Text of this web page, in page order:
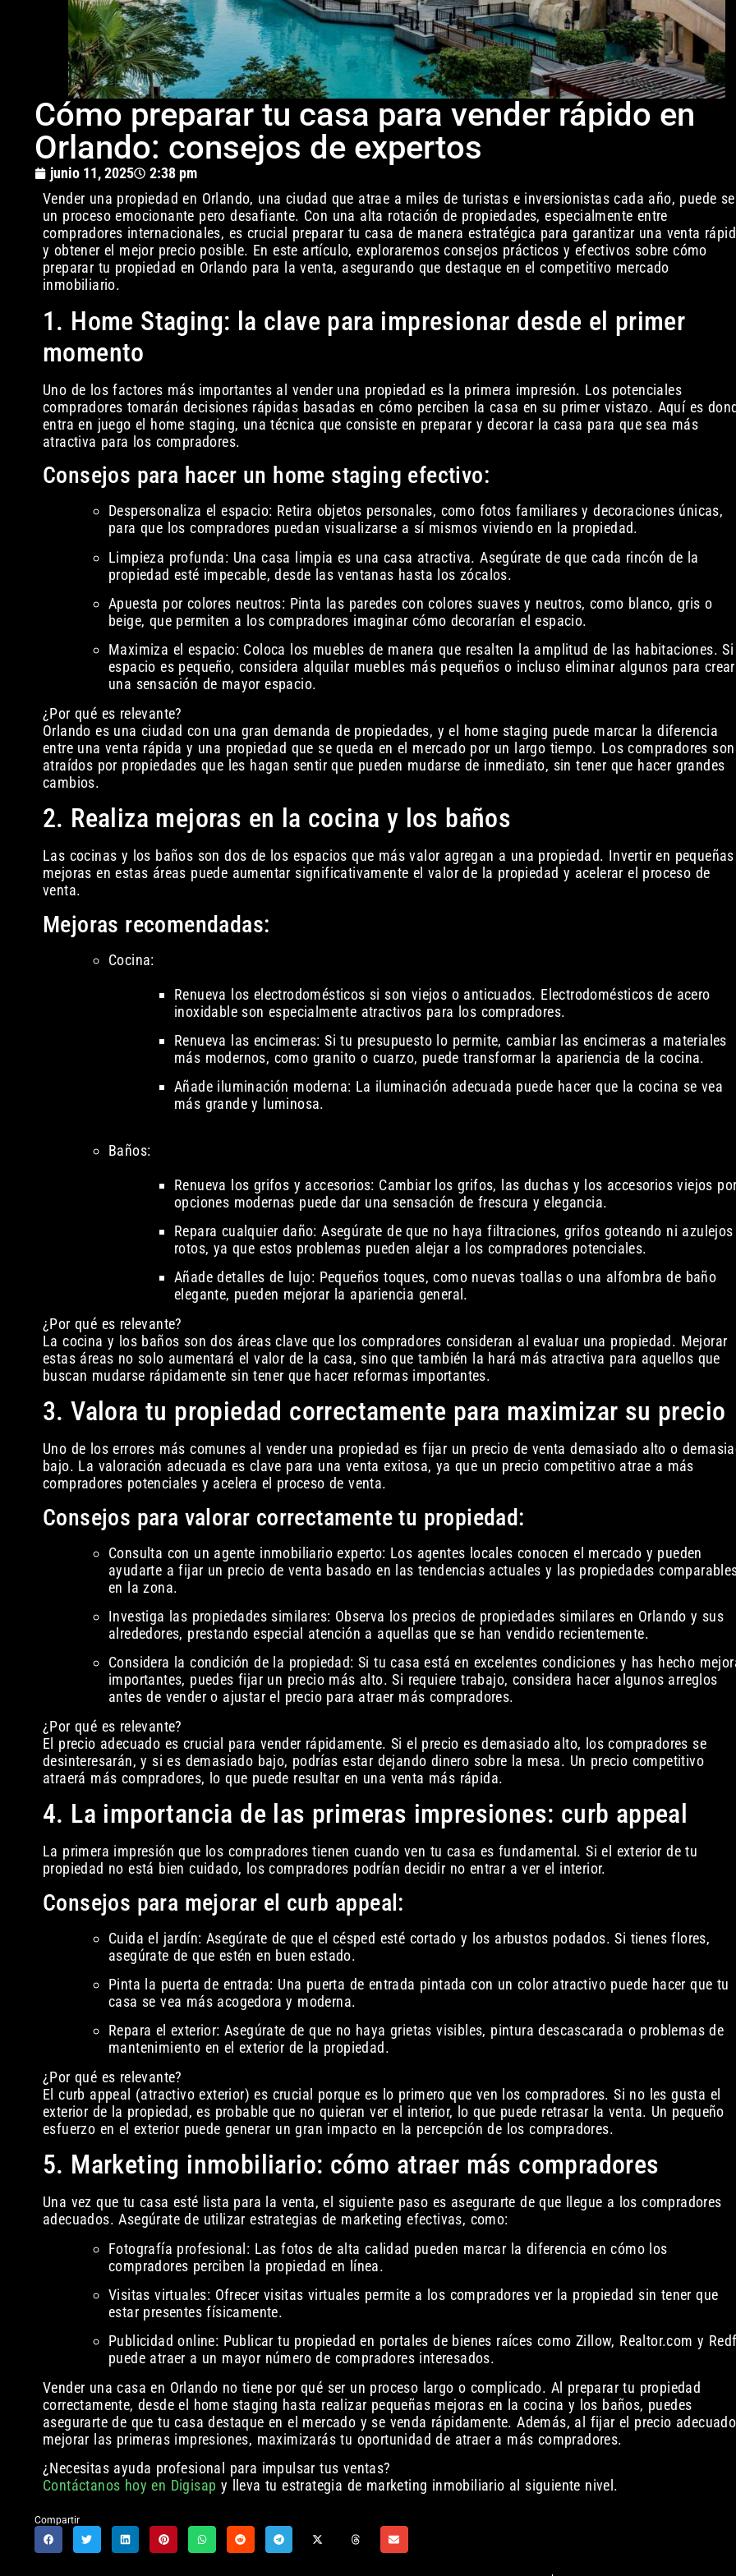
Cómo preparar tu casa para vender rápido en
Orlando: consejos de expertos
junio 11, 2025
2:38 pm
Vender una propiedad en Orlando, una ciudad que atrae a miles de turistas e inversionistas cada año, puede
un proceso emocionante pero desafiante. Con una alta rotación de propiedades, especialmente entre
compradores internacionales, es crucial preparar tu casa de manera estratégica para garantizar una venta
y obtener el mejor precio posible. En este artículo, exploraremos consejos prácticos y efectivos sobre cómo
preparar tu propiedad en Orlando para la venta, asegurando que destaque en el competitivo mercado
inmobiliario.
1. Home Staging: la clave para impresionar desde el primer
momento
Uno de los factores más importantes al vender una propiedad es la primera impresión. Los potenciales
compradores tomarán decisiones rápidas basadas en cómo perciben la casa en su primer vistazo. Aquí es
entra en juego el home staging, una técnica que consiste en preparar y decorar la casa para que sea más
atractiva para los compradores.
Consejos para hacer un home staging efectivo:
Despersonaliza el espacio: Retira objetos personales, como fotos familiares y decoraciones únicas,
para que los compradores puedan visualizarse a sí mismos viviendo en la propiedad.
Limpieza profunda: Una casa limpia es una casa atractiva. Asegúrate de que cada rincón de la
propiedad esté impecable, desde las ventanas hasta los zócalos.
Apuesta por colores neutros: Pinta las paredes con colores suaves y neutros, como blanco, gris o
beige, que permiten a los compradores imaginar cómo decorarían el espacio.
Maximiza el espacio: Coloca los muebles de manera que resalten la amplitud de las habitaciones.
espacio es pequeño, considera alquilar muebles más pequeños o incluso eliminar algunos para crear
una sensación de mayor espacio.
¿Por qué es relevante?
Orlando es una ciudad con una gran demanda de propiedades, y el home staging puede marcar la diferencia
entre una venta rápida y una propiedad que se queda en el mercado por un largo tiempo. Los compradores son
atraídos por propiedades que les hagan sentir que pueden mudarse de inmediato, sin tener que hacer grandes
cambios.
2. Realiza mejoras en la cocina y los baños
Las cocinas y los baños son dos de los espacios que más valor agregan a una propiedad. Invertir en pequeñas
mejoras en estas áreas puede aumentar significativamente el valor de la propiedad y acelerar el proceso de
venta.
Mejoras recomendadas:
Cocina:
Renueva los electrodomésticos si son viejos o anticuados. Electrodomésticos de acero
inoxidable son especialmente atractivos para los compradores.
Renueva las encimeras: Si tu presupuesto lo permite, cambiar las encimeras a materiales
más modernos, como granito o cuarzo, puede transformar la apariencia de la cocina.
Añade iluminación moderna: La iluminación adecuada puede hacer que la cocina se vea
más grande y luminosa.
Baños:
Renueva los grifos y accesorios: Cambiar los grifos, las duchas y los accesorios viejos
opciones modernas puede dar una sensación de frescura y elegancia.
Repara cualquier daño: Asegúrate de que no haya filtraciones, grifos goteando ni azulejos
rotos, ya que estos problemas pueden alejar a los compradores potenciales.
Añade detalles de lujo: Pequeños toques, como nuevas toallas o una alfombra de baño
elegante, pueden mejorar la apariencia general.
¿Por qué es relevante?
La cocina y los baños son dos áreas clave que los compradores consideran al evaluar una propiedad. Mejorar
estas áreas no solo aumentará el valor de la casa, sino que también la hará más atractiva para aquellos que
buscan mudarse rápidamente sin tener que hacer reformas importantes.
3. Valora tu propiedad correctamente para maximizar su precio
Uno de los errores más comunes al vender una propiedad es fijar un precio de venta demasiado alto o
bajo. La valoración adecuada es clave para una venta exitosa, ya que un precio competitivo atrae a más
compradores potenciales y acelera el proceso de venta.
Consejos para valorar correctamente tu propiedad:
Consulta con un agente inmobiliario experto: Los agentes locales conocen el mercado y pueden
ayudarte a fijar un precio de venta basado en las tendencias actuales y las propiedades
en la zona.
Investiga las propiedades similares: Observa los precios de propiedades similares en Orlando y sus
alrededores, prestando especial atención a aquellas que se han vendido recientemente.
Considera la condición de la propiedad: Si tu casa está en excelentes condiciones y has hecho
importantes, puedes fijar un precio más alto. Si requiere trabajo, considera hacer algunos arreglos
antes de vender o ajustar el precio para atraer más compradores.
¿Por qué es relevante?
El precio adecuado es crucial para vender rápidamente. Si el precio es demasiado alto, los compradores se
desinteresarán, y si es demasiado bajo, podrías estar dejando dinero sobre la mesa. Un precio competitivo
atraerá más compradores, lo que puede resultar en una venta más rápida.
4. La importancia de las primeras impresiones: curb appeal
La primera impresión que los compradores tienen cuando ven tu casa es fundamental. Si el exterior de tu
propiedad no está bien cuidado, los compradores podrían decidir no entrar a ver el interior.
Consejos para mejorar el curb appeal:
Cuida el jardín: Asegúrate de que el césped esté cortado y los arbustos podados. Si tienes flores,
asegúrate de que estén en buen estado.
Pinta la puerta de entrada: Una puerta de entrada pintada con un color atractivo puede hacer que tu
casa se vea más acogedora y moderna.
Repara el exterior: Asegúrate de que no haya grietas visibles, pintura descascarada o problemas de
mantenimiento en el exterior de la propiedad.
¿Por qué es relevante?
El curb appeal (atractivo exterior) es crucial porque es lo primero que ven los compradores. Si no les gusta el
exterior de la propiedad, es probable que no quieran ver el interior, lo que puede retrasar la venta. Un pequeño
esfuerzo en el exterior puede generar un gran impacto en la percepción de los compradores.
5. Marketing inmobiliario: cómo atraer más compradores
Una vez que tu casa esté lista para la venta, el siguiente paso es asegurarte de que llegue a los compradores
adecuados. Asegúrate de utilizar estrategias de marketing efectivas, como:
Fotografía profesional: Las fotos de alta calidad pueden marcar la diferencia en cómo los
compradores perciben la propiedad en línea.
Visitas virtuales: Ofrecer visitas virtuales permite a los compradores ver la propiedad sin tener que
estar presentes físicamente.
Publicidad online: Publicar tu propiedad en portales de bienes raíces como Zillow, Realtor.com y
puede atraer a un mayor número de compradores interesados.
Vender una casa en Orlando no tiene por qué ser un proceso largo o complicado. Al preparar tu propiedad
correctamente, desde el home staging hasta realizar pequeñas mejoras en la cocina y los baños, puedes
asegurarte de que tu casa destaque en el mercado y se venda rápidamente. Además, al fijar el precio
mejorar las primeras impresiones, maximizarás tu oportunidad de atraer a más compradores.
¿Necesitas ayuda profesional para impulsar tus ventas?
Contáctanos hoy en Digisap y lleva tu estrategia de marketing inmobiliario al siguiente nivel.
Compartir